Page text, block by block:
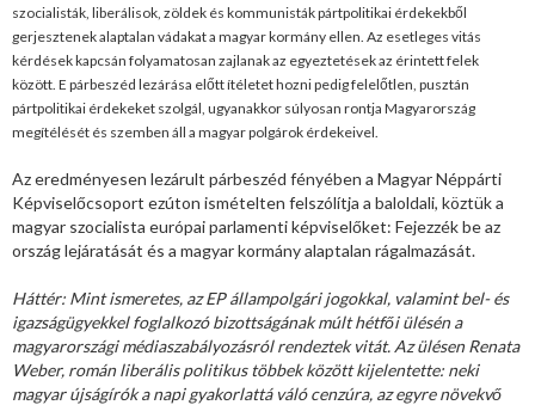
szocialisták, liberálisok, zöldek és kommunisták pártpolitikai érdekekből
gerjesztenek alaptalan vádakat a magyar kormány ellen. Az esetleges vitás
kérdések kapcsán folyamatosan zajlanak az egyeztetések az érintett felek
között. E párbeszéd lezárása előtt ítéletet hozni pedig felelőtlen, pusztán
pártpolitikai érdekeket szolgál, ugyanakkor súlyosan rontja Magyarország
megítélését és szemben áll a magyar polgárok érdekeivel.
Az eredményesen lezárult párbeszéd fényében a Magyar Néppárti
Képviselőcsoport ezúton ismételten felszólítja a baloldali, köztük a
magyar szocialista európai parlamenti képviselőket: Fejezzék be az
ország lejáratását és a magyar kormány alaptalan rágalmazását.
Háttér: Mint ismeretes, az EP állampolgári jogokkal, valamint bel- és
igazságügyekkel foglalkozó bizottságának múlt hétfői ülésén a
magyarországi médiaszabályozásról rendeztek vitát. Az ülésen Renata
Weber, román liberális politikus többek között kijelentette: neki
magyar újságírók a napi gyakorlattá váló cenzúra, az egyre növekvő